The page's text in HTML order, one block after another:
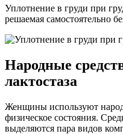
Уплотнение в груди при
решаемая самостоятельно
Народные
лактостаза
Женщины используют
физическое состояния.
выделяются пара видов